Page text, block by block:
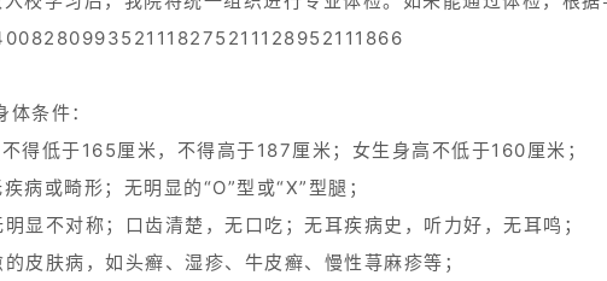
条件：
得低于165厘米，不得高于187厘米；女生身高不低于160厘米；
病或畸形；无明显的“O”型或“X”型腿；
显不对称；口齿清楚，无口吃；无耳疾病史，听力好，无耳鸣；
皮肤病，如头癣、湿疹、牛皮癣、慢性荨麻疹等；